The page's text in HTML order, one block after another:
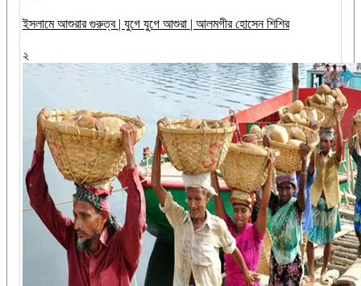
ইসলামে আশুরার গুরুত্ব | যুগে যুগে আশুরা | আলমগীর হোসেন শিশির
২